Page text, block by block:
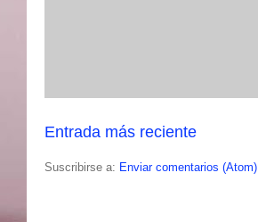
Entrada más reciente
Suscribirse a: Enviar comentarios (Atom)